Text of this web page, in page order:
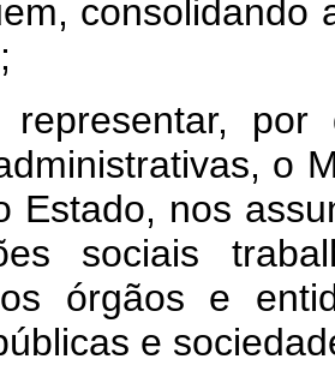
consolidando
por
o
Estado, nos
sociais
órgãos e
e